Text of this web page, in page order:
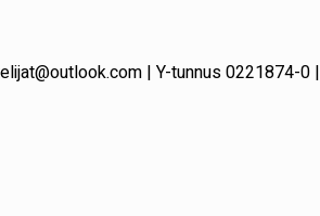
| Y-tunnus 0221874-0 |